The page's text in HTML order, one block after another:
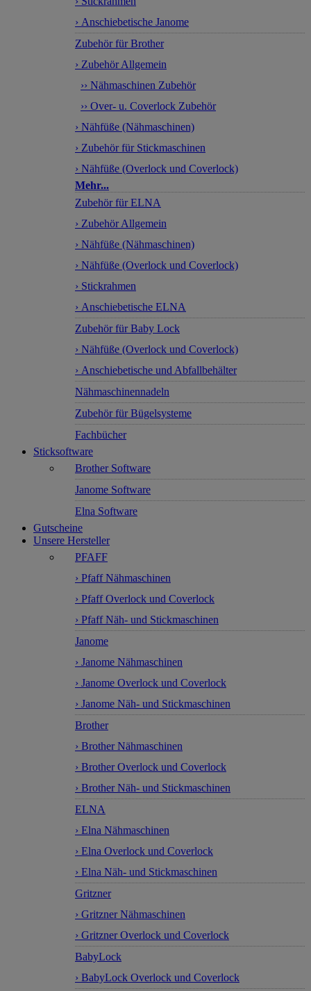
› Anschiebetische Janome
Zubehör für Brother
› Zubehör Allgemein
›› Nähmaschinen Zubehör
›› Over- u. Coverlock Zubehör
› Nähfüße (Nähmaschinen)
› Zubehör für Stickmaschinen
› Nähfüße (Overlock und Coverlock)
Mehr...
Zubehör für ELNA
› Zubehör Allgemein
› Nähfüße (Nähmaschinen)
› Nähfüße (Overlock und Coverlock)
› Stickrahmen
› Anschiebetische ELNA
Zubehör für Baby Lock
› Nähfüße (Overlock und Coverlock)
› Anschiebetische und Abfallbehälter
Nähmaschinennadeln
Zubehör für Bügelsysteme
Fachbücher
Sticksoftware
Brother Software
Janome Software
Elna Software
Gutscheine
Unsere Hersteller
PFAFF
› Pfaff Nähmaschinen
› Pfaff Overlock und Coverlock
› Pfaff Näh- und Stickmaschinen
Janome
› Janome Nähmaschinen
› Janome Overlock und Coverlock
› Janome Näh- und Stickmaschinen
Brother
› Brother Nähmaschinen
› Brother Overlock und Coverlock
› Brother Näh- und Stickmaschinen
ELNA
› Elna Nähmaschinen
› Elna Overlock und Coverlock
› Elna Näh- und Stickmaschinen
Gritzner
› Gritzner Nähmaschinen
› Gritzner Overlock und Coverlock
BabyLock
› BabyLock Overlock und Coverlock